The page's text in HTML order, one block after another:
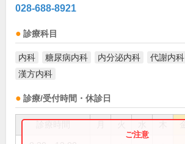
028-688-8921
診療科目
内科 糖尿病内科 内分泌内科 代謝内科
漢方内科
診療/受付時間・休診日